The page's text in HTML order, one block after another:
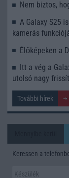
Nem biztos,
A Galaxy S25
kamerás
Élőképeken a
Itt a vég a
utolsó nagy
További hírek
Keressen a